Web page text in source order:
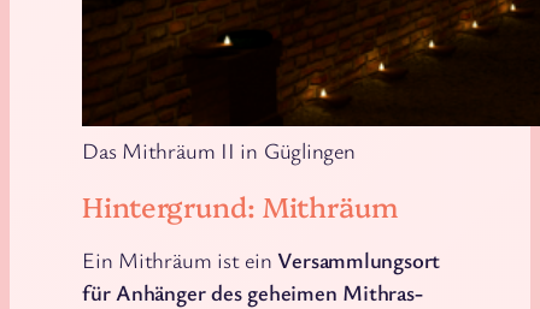
Das Mithräum II in Güglingen
Hintergrund: Mithräum
Ein Mithräum ist einVersammlungsort
für Anhänger des geheimen Mithras-